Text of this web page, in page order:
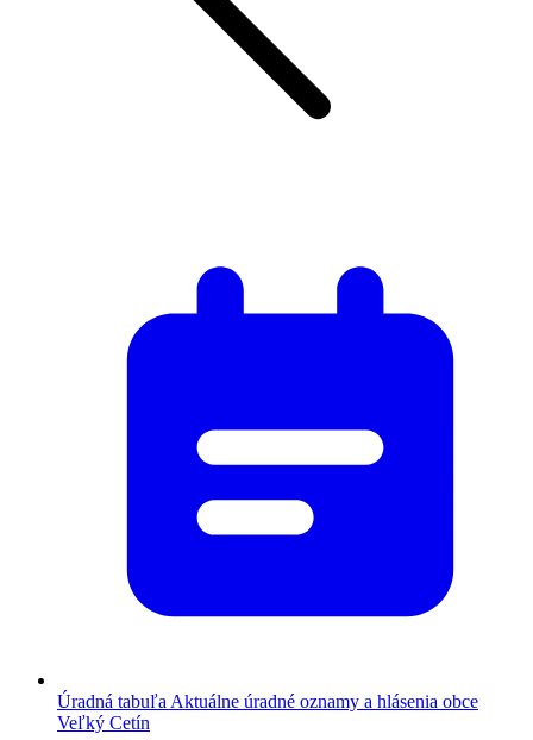
Úradná tabuľa Aktuálne úradné oznamy a hlásenia obce
Veľký Cetín